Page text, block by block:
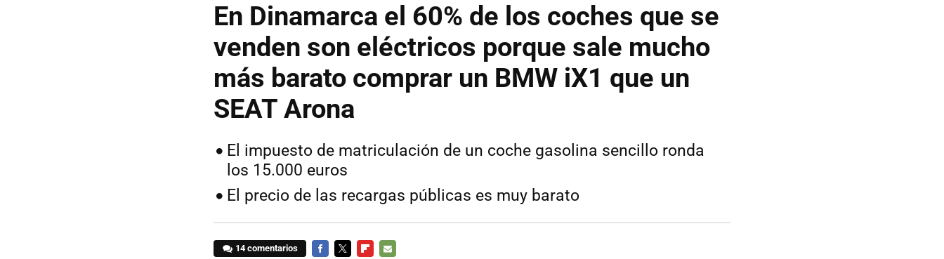
En Dinamarca el 60% de los coches que se
venden son eléctricos porque sale mucho
más barato comprar un BMW iX1 que un
SEAT Arona
El impuesto de matriculación de un coche gasolina sencillo ronda
los 15.000 euros
El precio de las recargas públicas es muy barato
14 comentarios